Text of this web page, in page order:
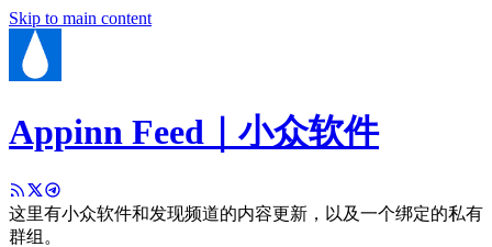
Skip to main content
Appinn Feed｜小众软件
这里有小众软件和发现频道的内容更新，以及一个绑定的私有
群组。